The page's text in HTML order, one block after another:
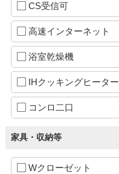
CS受信可
高速インターネット
浴室乾燥機
IHクッキングヒーター
コンロ二口
家具・収納等
Wクローゼット